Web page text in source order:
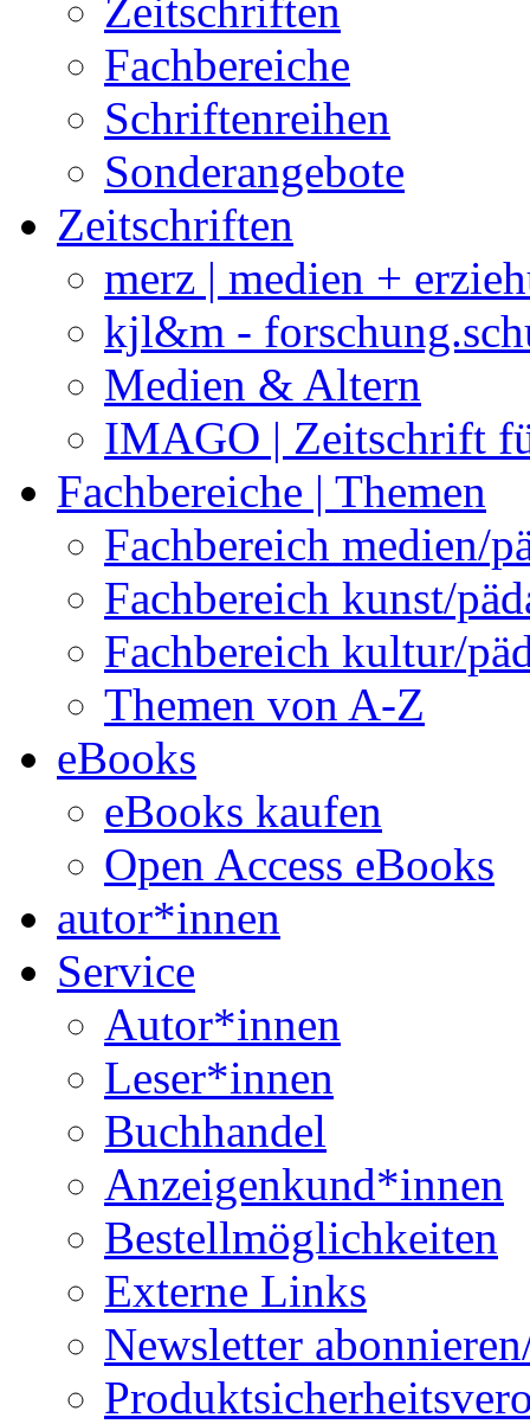
Zeitschriften
Fachbereiche
Schriftenreihen
Sonderangebote
Zeitschriften
merz | medien +
kjl&m -
Medien & Altern
IMAGO | Zeitschrift
Fachbereiche | Themen
Fachbereich medien/
Fachbereich kunst/
Fachbereich kultur/
Themen von A-Z
eBooks
eBooks kaufen
Open Access eBooks
autor*innen
Service
Autor*innen
Leser*innen
Buchhandel
Anzeigenkund*innen
Bestellmöglichkeiten
Externe Links
Newsletter